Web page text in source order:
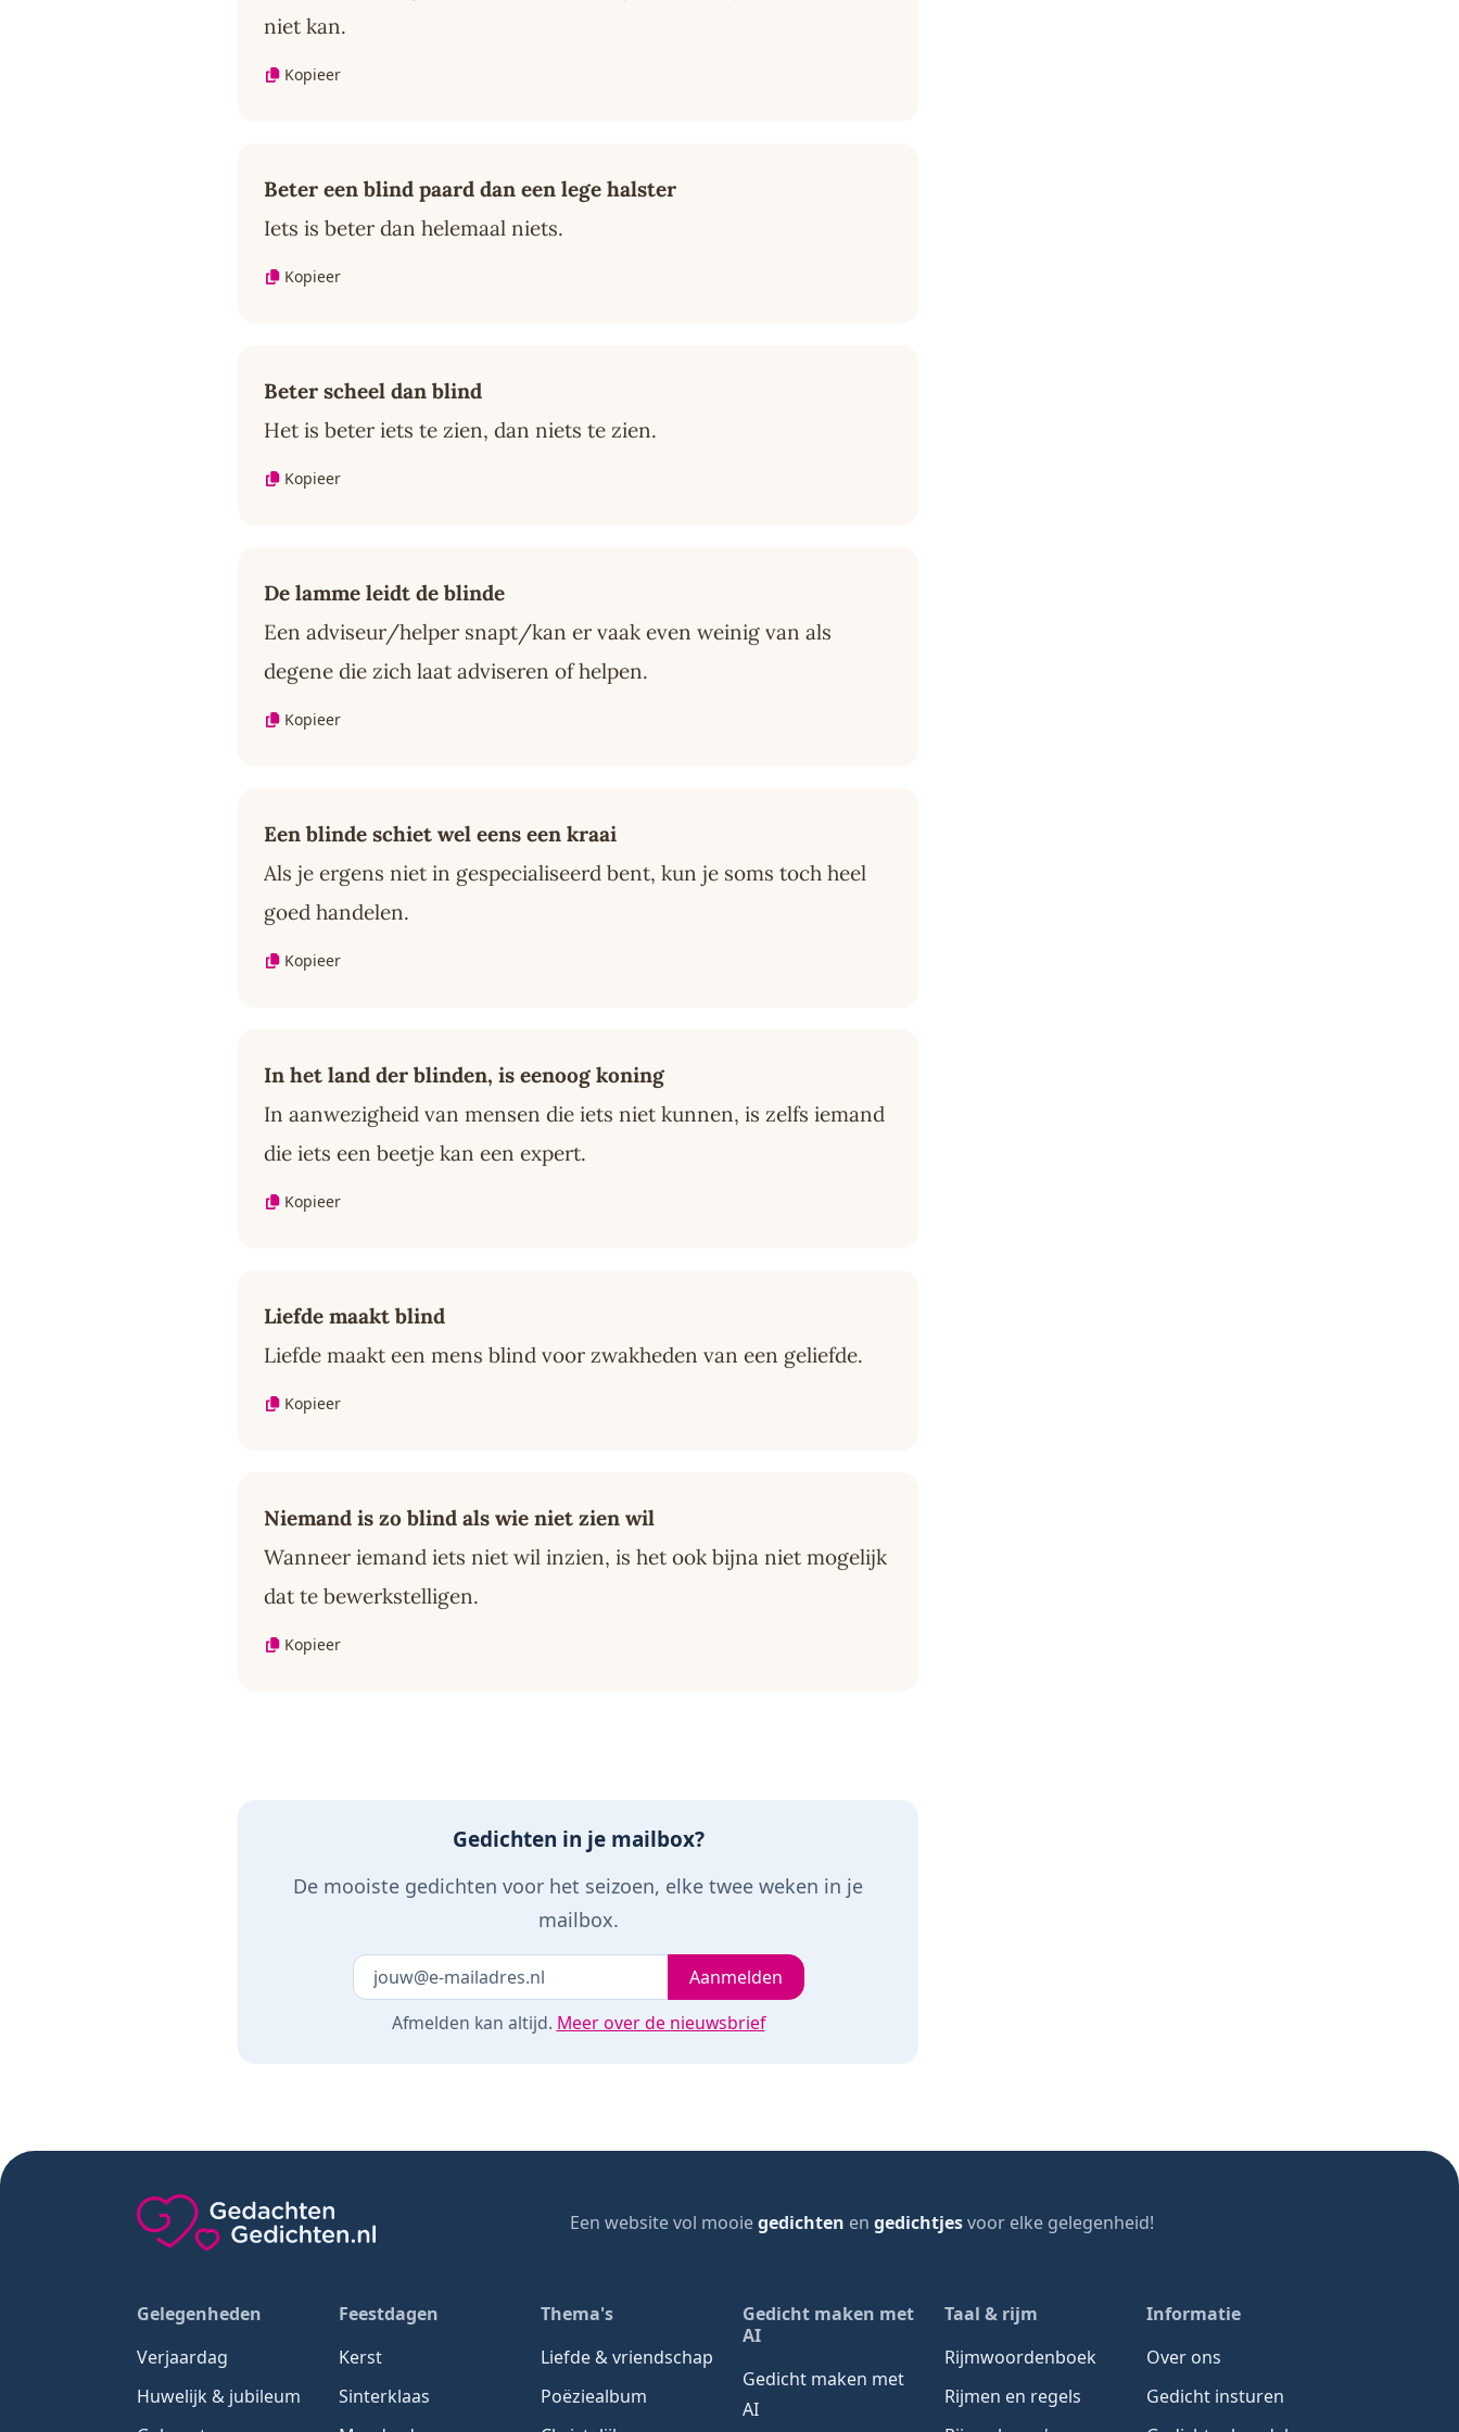
niet kan.
Kopieer
Beter een blind paard dan een lege halster
Iets is beter dan helemaal niets.
Kopieer
Beter scheel dan blind
Het is beter iets te zien, dan niets te zien.
Kopieer
De lamme leidt de blinde
Een adviseur/helper snapt/kan er vaak even weinig van als
degene die zich laat adviseren of helpen.
Kopieer
Een blinde schiet wel eens een kraai
Als je ergens niet in gespecialiseerd bent, kun je soms toch heel
goed handelen.
Kopieer
In het land der blinden, is eenoog koning
In aanwezigheid van mensen die iets niet kunnen, is zelfs iemand
die iets een beetje kan een expert.
Kopieer
Liefde maakt blind
Liefde maakt een mens blind voor zwakheden van een geliefde.
Kopieer
Niemand is zo blind als wie niet zien wil
Wanneer iemand iets niet wil inzien, is het ook bijna niet mogelijk
dat te bewerkstelligen.
Kopieer
Gedichten in je mailbox?
De mooiste gedichten voor het seizoen, elke twee weken in je
mailbox.
Laat dit veld leeg Je e-mailadresAanmelden
Afmelden kan altijd. Meer over de nieuwsbrief
Een website vol mooiegedichten en gedichtjesvoor elke gelegenheid!
Gelegenheden
Verjaardag
Huwelijk & jubileum
Feestdagen
Kerst
Sinterklaas
Thema's
Liefde & vriendschap
Poëziealbum
Gedicht maken met
AI
Gedicht maken met
AI
Taal & rijm
Rijmwoordenboek
Rijmen en regels
Informatie
Over ons
Gedicht insturen